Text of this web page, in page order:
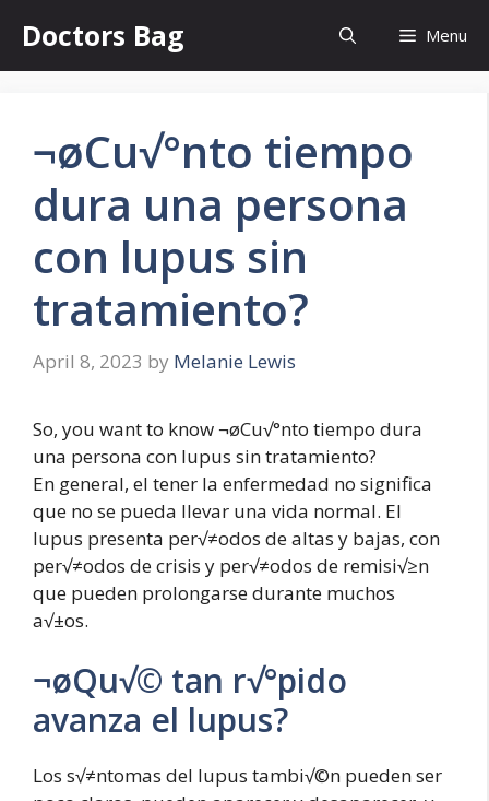
content
Doctors Bag Menu
¬øCu√°nto tiempo
dura una persona
con lupus sin
tratamiento?
April 8, 2023 by Melanie Lewis
So, you want to know ¬øCu√°nto tiempo dura
una persona con lupus sin tratamiento?
En general, el tener la enfermedad no significa
que no se pueda llevar una vida normal. El
lupus presenta per√≠odos de altas y bajas, con
per√≠odos de crisis y per√≠odos de remisi√≥n
que pueden prolongarse durante muchos
a√±os.
¬øQu√© tan r√°pido
avanza el lupus?
Los s√≠ntomas del lupus tambi√©n pueden ser